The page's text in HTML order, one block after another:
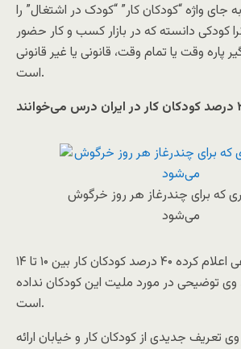
واژه “کودکان کار” “کودک در اشتغال” را
کودکی دانسته که در بازار کسب و کار حضور
پاره وقت یا تمام وقت، قانونی یا غیر قانونی
است.
که برای چندرغاز هر روز خرگوش
می‌شود
ون، کار و رفاه اجتماعی اعلام کرده ۴۰ درصد کودکان کار بین ۱۰ تا ۱۴
وی توضیحی در مورد ملیت این کودکان نداده
است.
وی تعریف جدیدی از کودکان کار و خیابان ارائه